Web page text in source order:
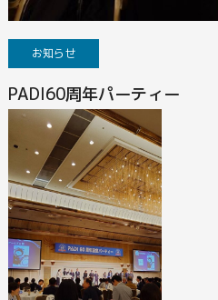
お知らせ
PADI60周年パーティー